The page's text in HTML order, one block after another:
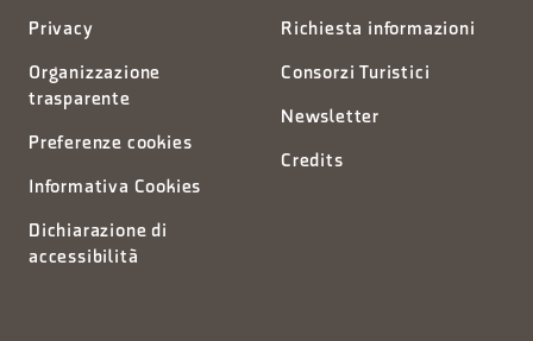
Privacy
Organizzazione
trasparente
Preferenze cookies
Informativa Cookies
Dichiarazione di
accessibilità
Richiesta informazioni
Consorzi Turistici
Newsletter
Credits